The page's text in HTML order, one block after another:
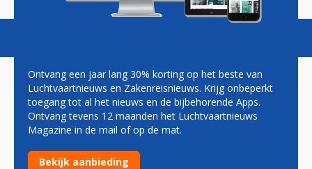
NIEUW MARIOTT HOTEL
OPENT IN SAN FRANCISCO
Ontvang een jaar lang 30% korting op het beste van
Luchtvaartnieuws en Zakenreisnieuws. Krijg onbeperkt
toegang tot al het nieuws en de bijbehorende Apps.
Ontvang tevens 12 maanden het Luchtvaartnieuws
Magazine in de mail of op de mat.
Bekijk aanbieding